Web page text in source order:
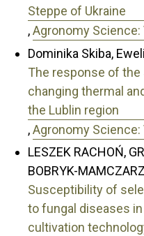
Steppe of Ukraine
,Agronomy Science:
Dominika Skiba,
The response of
changing thermal
the Lublin region
,Agronomy Science:
LESZEK RACHOŃ,
BOBRYK-
Susceptibility of
to fungal diseases
cultivation